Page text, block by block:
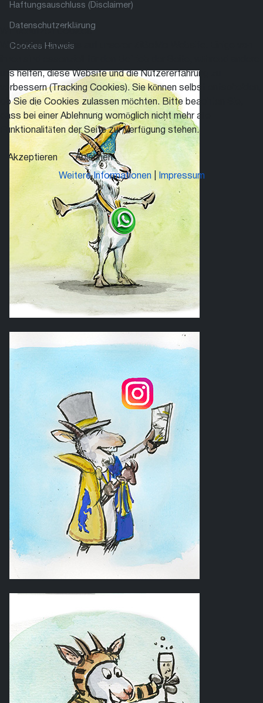
Haftungsauschluss (Disclaimer)
Datenschutzerklärung
Cookies Hinweis
Wir benutzen Cookies
Wir nutzen Cookies auf unserer ZiBoMo Website. Einige von
uns helfen, diese Website und die Nutzererfahrung zu
verbessern (Tracking Cookies). Sie können selbst entscheiden,
ob Sie die Cookies zulassen möchten. Bitte beachten Sie,
dass bei einer Ablehnung womöglich nicht mehr alle
Funktionalitäten der Seite zur Verfügung stehen.
Akzeptieren Ablehnen
Weitere Informationen| Impressum